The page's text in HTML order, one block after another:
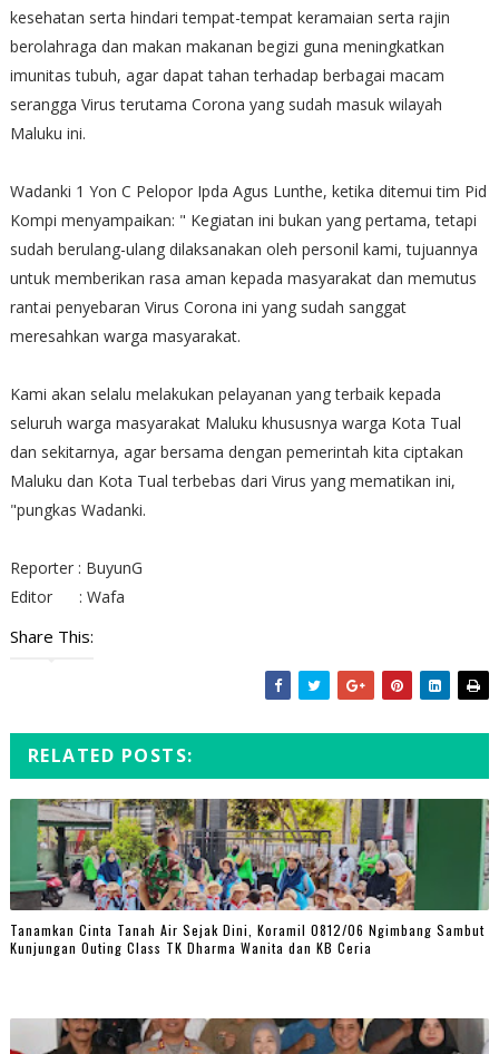
kesehatan serta hindari tempat-tempat keramaian serta rajin
berolahraga dan makan makanan begizi guna meningkatkan
imunitas tubuh, agar dapat tahan terhadap berbagai macam
serangga Virus terutama Corona yang sudah masuk wilayah
Maluku ini.
Wadanki 1 Yon C Pelopor Ipda Agus Lunthe, ketika ditemui tim Pid
Kompi menyampaikan: " Kegiatan ini bukan yang pertama, tetapi
sudah berulang-ulang dilaksanakan oleh personil kami, tujuannya
untuk memberikan rasa aman kepada masyarakat dan memutus
rantai penyebaran Virus Corona ini yang sudah sanggat
meresahkan warga masyarakat.
Kami akan selalu melakukan pelayanan yang terbaik kepada
seluruh warga masyarakat Maluku khususnya warga Kota Tual
dan sekitarnya, agar bersama dengan pemerintah kita ciptakan
Maluku dan Kota Tual terbebas dari Virus yang mematikan ini,
"pungkas Wadanki.
Reporter : BuyunG
Editor : Wafa
Share This:
RELATED POSTS:
Tanamkan Cinta Tanah Air Sejak Dini, Koramil 0812/06 Ngimbang Sambut
Kunjungan Outing Class TK Dharma Wanita dan KB Ceria